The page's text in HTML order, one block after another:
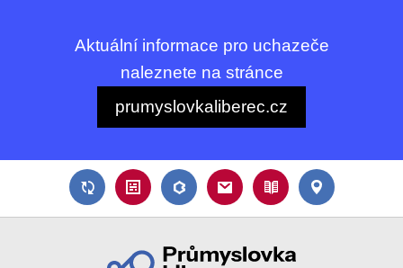
Aktuální informace pro uchazeče
naleznete na stránce
prumyslovkaliberec.cz